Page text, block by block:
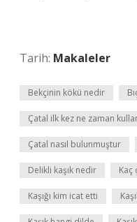
Tarih: Makaleler
Bekçinin kökü nedir
Çatal ilk kez ne zaman
Çatal nasıl bulunmuştur
Delikli kaşık nedir Kaç
Kaşığı kim icat etti